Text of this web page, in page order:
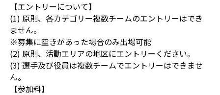
【エントリーについて】
(1) 原則、各カテゴリー複数チームのエントリーはでき
ません。
※募集に空きがあった場合のみ出場可能
(2) 原則、活動エリアの地区にエントリーください。
(3) 選手及び役員は複数チームでエントリーはできませ
ん。
【参加料】